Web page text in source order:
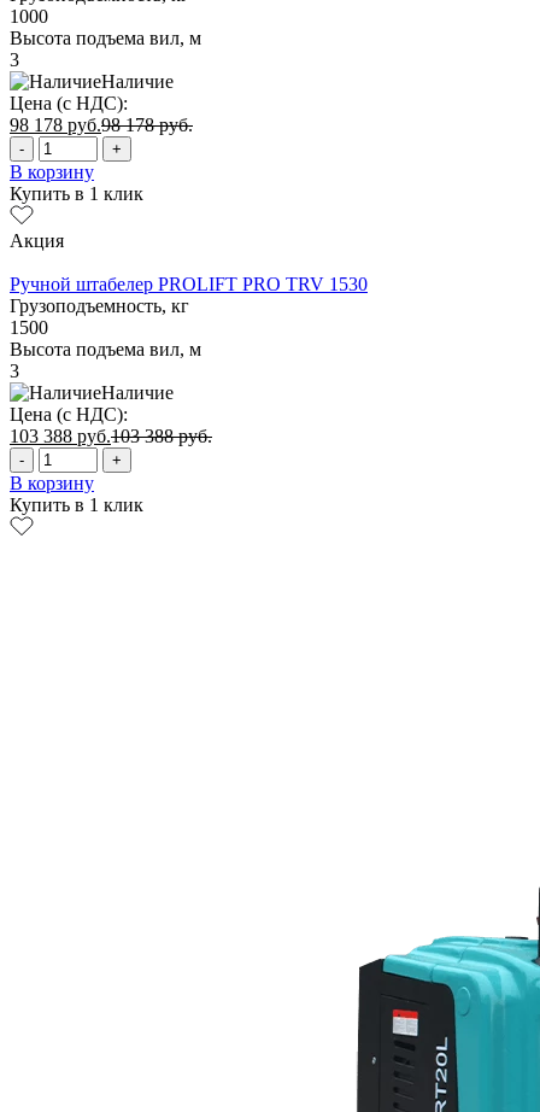
1000
Высота подъема вил, м
3
Наличие
Цена (с НДС):
98 178 руб.98 178руб.
- +
В корзину
Купить в 1 клик
Акция
Ручной штабелер PROLIFT PRO TRV 1530
Грузоподъемность, кг
1500
Высота подъема вил, м
3
Наличие
Цена (с НДС):
103 388 руб.103 388руб.
- +
В корзину
Купить в 1 клик